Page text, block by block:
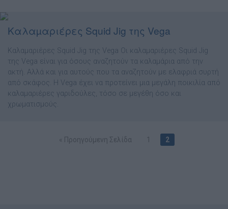
Καλαµαριέρες Squid Jig της Vega
Καλαµαριέρες Squid Jig της Vega Οι καλαμαριέρες Squid Jig
της Vega είναι για όσους αναζητούν τα καλαµάρια από την
ακτή. Αλλά και για αυτούς που τα αναζητούν µε ελαφριά συρτή
από σκάφος. Η Vega έχει να προτείνει µια µεγάλη ποικιλία από
καλαµαριέρες γαριδούλες, τόσο σε µεγέθη όσο και
χρωµατισµούς.
« Προηγούμενη Σελίδα 1 2